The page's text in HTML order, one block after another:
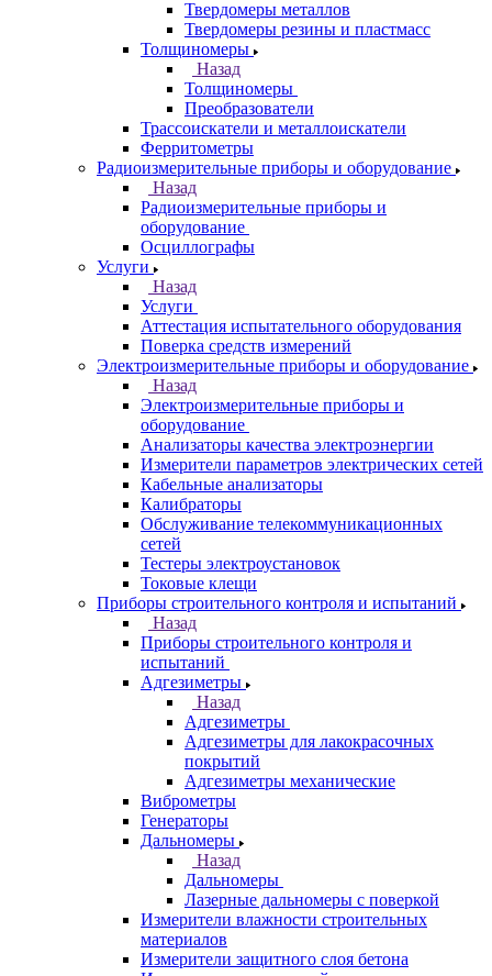
Твердомеры металлов
Твердомеры резины и пластмасс
Толщиномеры
Назад
Толщиномеры
Преобразователи
Трассоискатели и металлоискатели
Ферритометры
Радиоизмерительные приборы и оборудование
Назад
Радиоизмерительные приборы и
оборудование
Осциллографы
Услуги
Назад
Услуги
Аттестация испытательного оборудования
Поверка средств измерений
Электроизмерительные приборы и оборудование
Назад
Электроизмерительные приборы и
оборудование
Анализаторы качества электроэнергии
Измерители параметров электрических сетей
Кабельные анализаторы
Калибраторы
Обслуживание телекоммуникационных
сетей
Тестеры электроустановок
Токовые клещи
Приборы строительного контроля и испытаний
Назад
Приборы строительного контроля и
испытаний
Адгезиметры
Назад
Адгезиметры
Адгезиметры для лакокрасочных
покрытий
Адгезиметры механические
Виброметры
Генераторы
Дальномеры
Назад
Дальномеры
Лазерные дальномеры с поверкой
Измерители влажности строительных
материалов
Измерители защитного слоя бетона